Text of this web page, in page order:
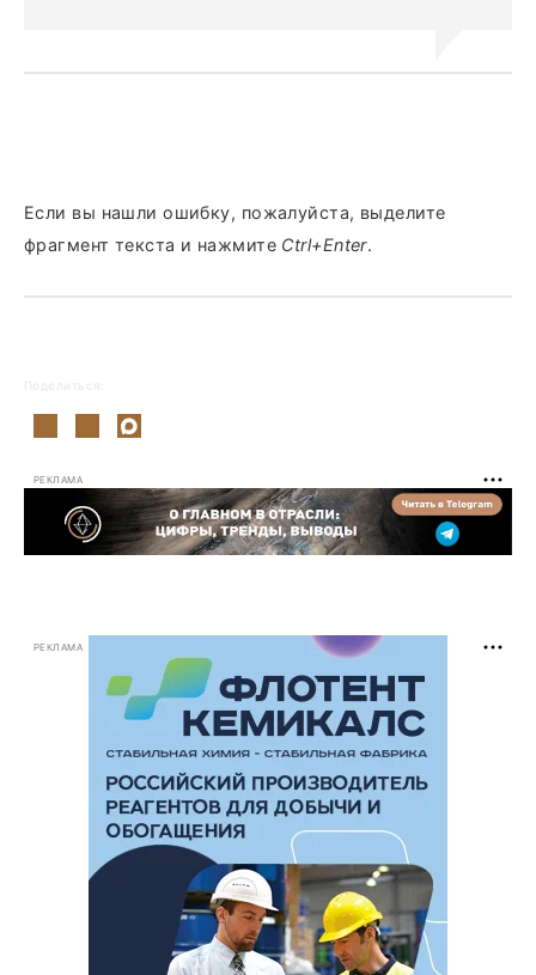
Если вы нашли ошибку, пожалуйста, выделите
фрагмент текста и нажмите Ctrl+Enter.
Поделиться:
РЕКЛАМА
РЕКЛАМА